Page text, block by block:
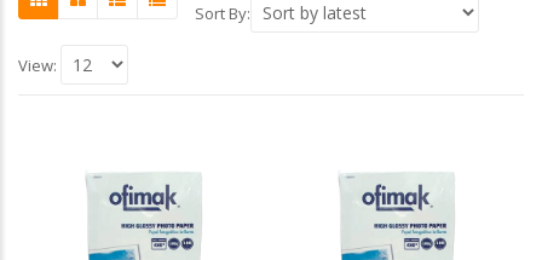
Sort By:
View: